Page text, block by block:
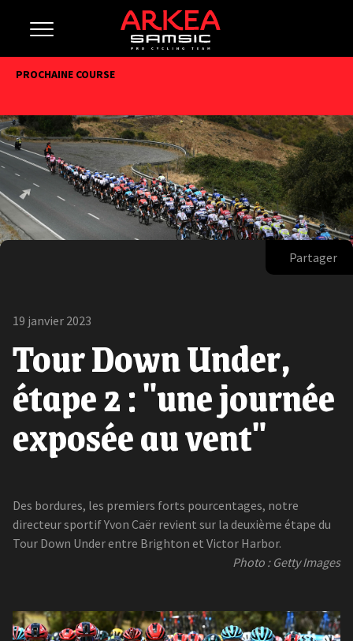
PROCHAINE COURSE
Partager
19 janvier 2023
Tour Down Under,
étape 2 : "une journée
exposée au vent"
Des bordures, les premiers forts pourcentages, notre
directeur sportif Yvon Caër revient sur la deuxième étape du
Tour Down Under entre Brighton et Victor Harbor.
Photo : Getty Images